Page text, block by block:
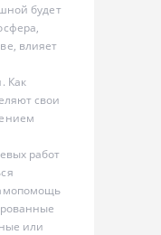
будет
влияет
Как
свои
работ
или